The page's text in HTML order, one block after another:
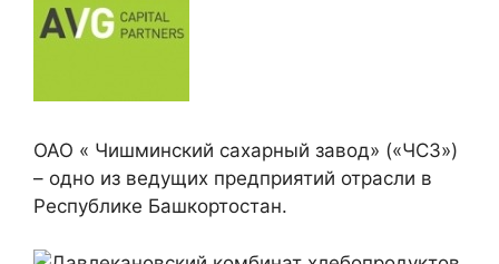
ОАО « Чишминский сахарный завод» («ЧСЗ»)
– одно из ведущих предприятий отрасли в
Республике Башкортостан.